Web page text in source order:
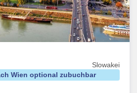
Slowakei
Wien optional zubuchbar